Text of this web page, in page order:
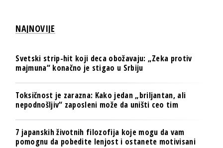
NAJNOVIJE
Svetski strip-hit koji deca obožavaju: „Zeka protiv
majmuna“ konačno je stigao u Srbiju
Toksičnost je zarazna: Kako jedan „briljantan, ali
nepodnošljiv“ zaposleni može da uništi ceo tim
7 japanskih životnih filozofija koje mogu da vam
pomognu da pobedite lenjost i ostanete motivisani